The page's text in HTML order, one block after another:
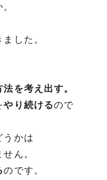
した。
を考え出す。
やり続けるので
うかは
ん。
のです。